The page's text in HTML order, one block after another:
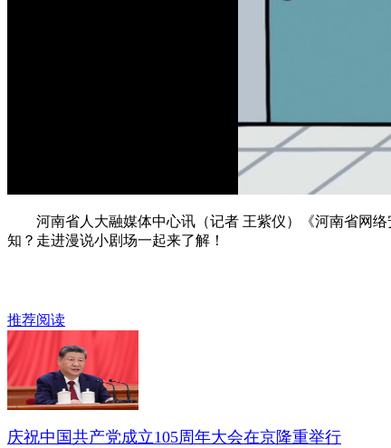
河南省人大融媒体中心讯（记者 王紫仪）《河南省网络
知？走进漫说小剧场一起来了解！
推荐阅读
庆祝中国共产党成立105周年大会在京隆重举行